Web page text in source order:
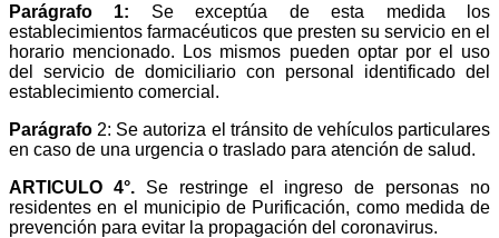
Parágrafo 1: Se exceptúa de esta medida los
establecimientos farmacéuticos que presten su servicio en el
horario mencionado. Los mismos pueden optar por el uso
del servicio de domiciliario con personal identificado del
establecimiento comercial.
Parágrafo 2: Se autoriza el tránsito de vehículos particulares
en caso de una urgencia o traslado para atención de salud.
ARTICULO 4°. Se restringe el ingreso de personas no
residentes en el municipio de Purificación, como medida de
prevención para evitar la propagación del coronavirus.